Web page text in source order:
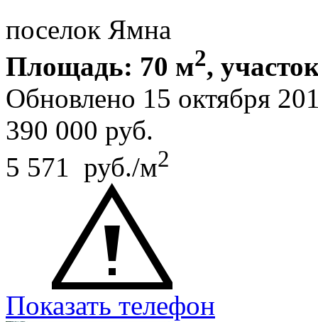
поселок Ямна
Площадь: 70 м2,
Обновлено 15 октября
390 000 руб.
5 571 руб./м2
Показать телефон